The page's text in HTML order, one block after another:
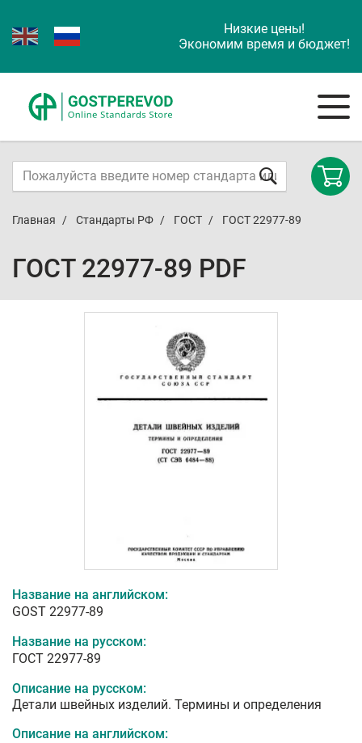
Низкие цены!
Экономим время и бюджет!
Главная Стандарты РФ ГОСТ ГОСТ 22977-89
ГОСТ 22977-89 PDF
Название на английском:
GOST 22977-89
Название на русском:
ГОСТ 22977-89
Описание на русском:
Детали швейных изделий. Термины и определения
Описание на английском: